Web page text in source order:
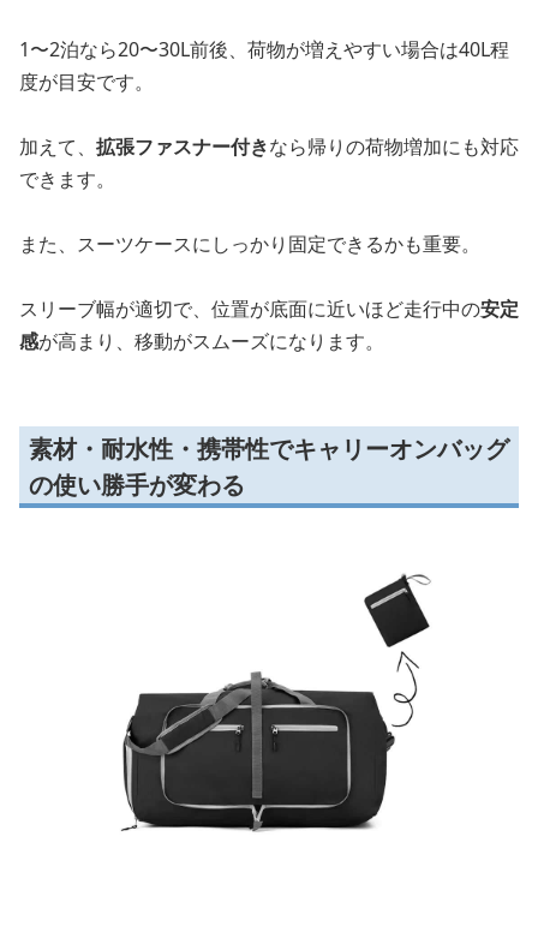
1〜2泊なら20〜30L前後、荷物が増えやすい場合は40L程
度が目安です。
加えて、 拡張ファスナー付きなら帰りの荷物増加にも対応
できます。
また、スーツケースにしっかり固定できるかも重要。
スリーブ幅が適切で、位置が底面に近いほど走行中の安定
感が高まり、移動がスムーズになります。
素材・耐水性・携帯性でキャリーオンバッグ
の使い勝手が変わる